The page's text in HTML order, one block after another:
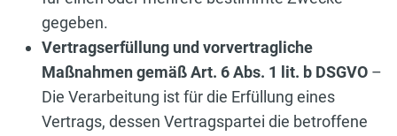
gegeben.
Vertragserfüllung und vorvertragliche
Maßnahmen gemäß Art. 6 Abs. 1 lit. b DSGVO –
Die Verarbeitung ist für die Erfüllung eines
Vertrags, dessen Vertragspartei die betroffene